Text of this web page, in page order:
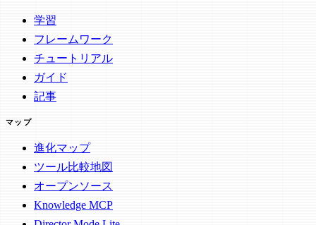
学習
フレームワーク
チュートリアル
ガイド
記事
マップ
進化マップ
ツール比較地図
オープンソース
Knowledge MCP